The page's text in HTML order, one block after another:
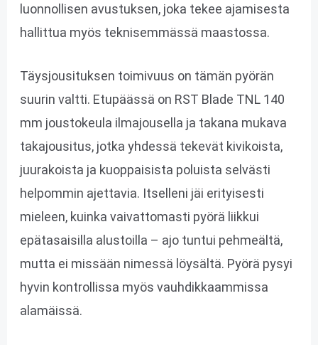
luonnollisen avustuksen, joka tekee ajamisesta
hallittua myös teknisemmässä maastossa.
Täysjousituksen toimivuus on tämän pyörän
suurin valtti. Etupäässä on RST Blade TNL 140
mm joustokeula ilmajousella ja takana mukava
takajousitus, jotka yhdessä tekevät kivikoista,
juurakoista ja kuoppaisista poluista selvästi
helpommin ajettavia. Itselleni jäi erityisesti
mieleen, kuinka vaivattomasti pyörä liikkui
epätasaisilla alustoilla – ajo tuntui pehmeältä,
mutta ei missään nimessä löysältä. Pyörä pysyi
hyvin kontrollissa myös vauhdikkaammissa
alamäissä.